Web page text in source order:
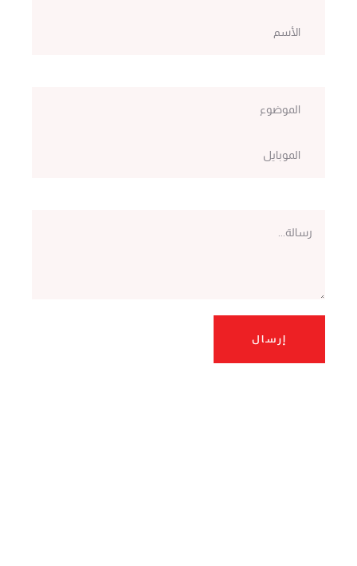
إرسال